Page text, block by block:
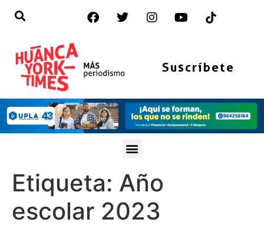
Suscríbete
Etiqueta: Año
escolar 2023